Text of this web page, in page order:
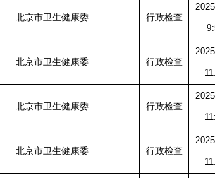
北京市卫生健康委 行政检查
北京市卫生健康委 行政检查
北京市卫生健康委 行政检查
北京市卫生健康委 行政检查